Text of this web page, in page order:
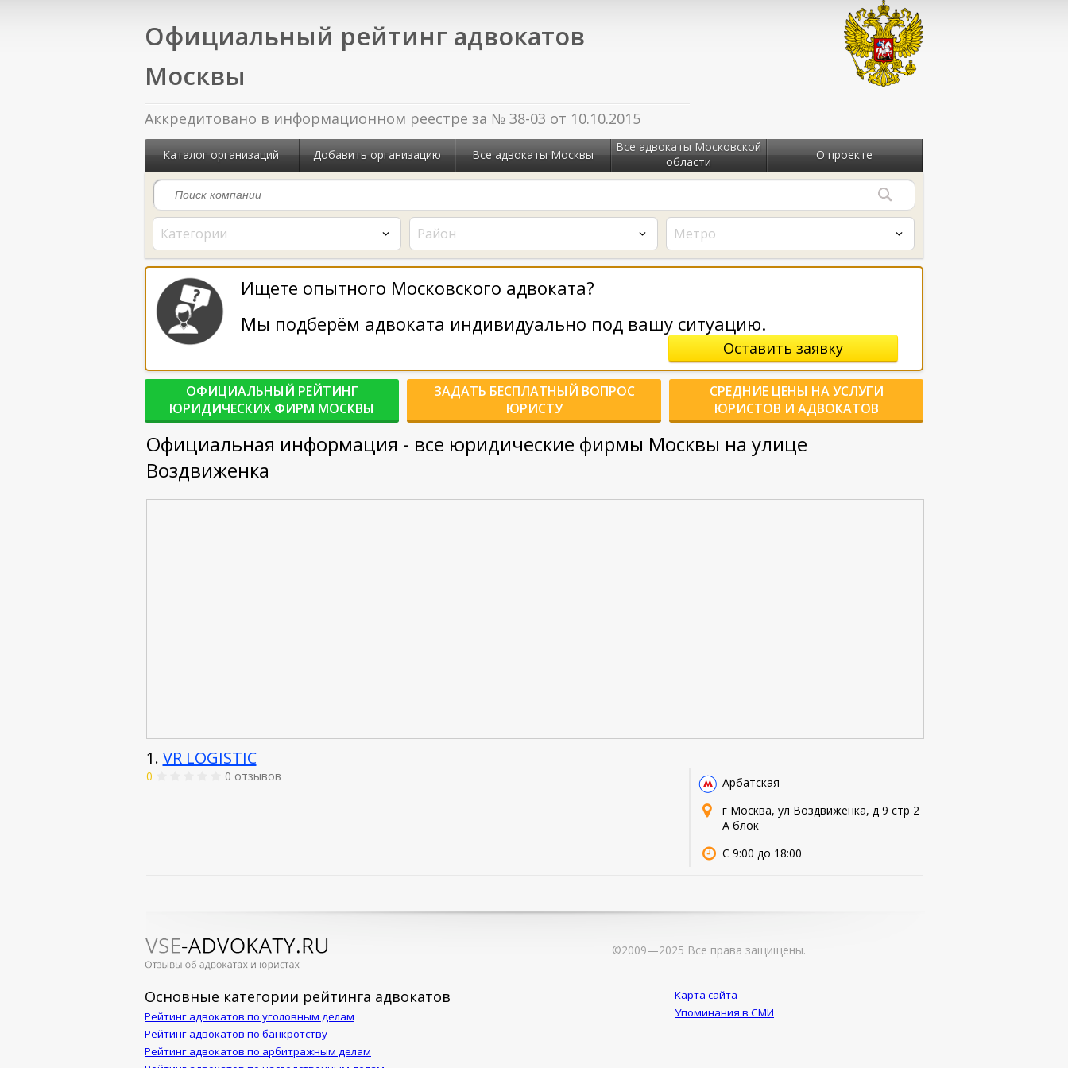
Официальный рейтинг адвокатов
Москвы
Аккредитовано в информационном реестре за № 38-03 от 10.10.2015
Каталог организаций Добавить организацию Все адвокаты Москвы
Все адвокаты Московской
области
О проекте
Категории Район Метро
Ищете опытного Московского адвоката?
Мы подберём адвоката индивидуально под вашу ситуацию.
Оставить заявку
ОФИЦИАЛЬНЫЙ РЕЙТИНГ
ЮРИДИЧЕСКИХ ФИРМ МОСКВЫ
ЗАДАТЬ БЕСПЛАТНЫЙ ВОПРОС
ЮРИСТУ
СРЕДНИЕ ЦЕНЫ НА УСЛУГИ
ЮРИСТОВ И АДВОКАТОВ
Официальная информация - все юридические фирмы Москвы на улице
Воздвиженка
1. VR LOGISTIC
0 0 отзывов
Арбатская
г Москва, ул Воздвиженка, д 9 стр 2
А блок
С 9:00 до 18:00
©2009—2025 Все права защищены.
Основные категории рейтинга адвокатов
Рейтинг адвокатов по уголовным делам
Рейтинг адвокатов по банкротству
Рейтинг адвокатов по арбитражным делам
Карта сайта
Упоминания в СМИ